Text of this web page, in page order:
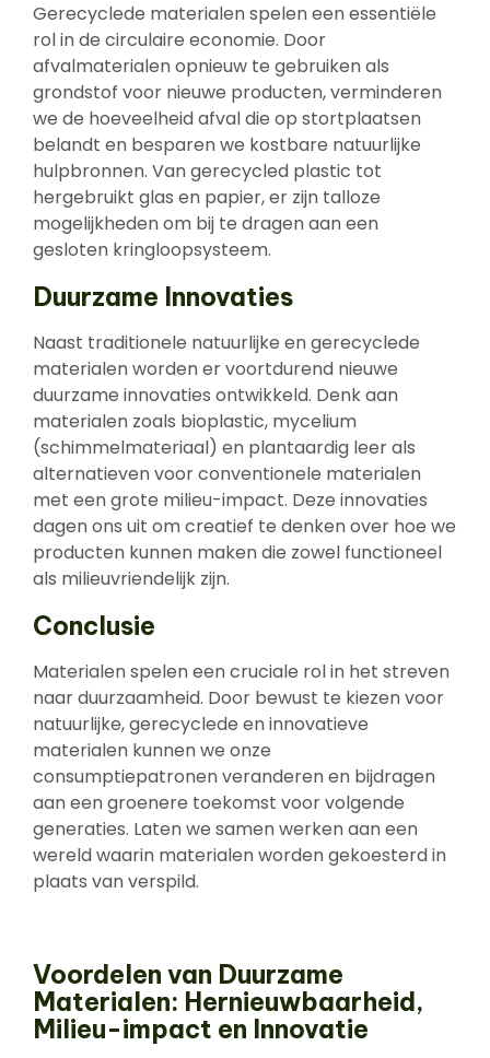
Gerecyclede materialen spelen een essentiële
rol in de circulaire economie. Door
afvalmaterialen opnieuw te gebruiken als
grondstof voor nieuwe producten, verminderen
we de hoeveelheid afval die op stortplaatsen
belandt en besparen we kostbare natuurlijke
hulpbronnen. Van gerecycled plastic tot
hergebruikt glas en papier, er zijn talloze
mogelijkheden om bij te dragen aan een
gesloten kringloopsysteem.
Duurzame Innovaties
Naast traditionele natuurlijke en gerecyclede
materialen worden er voortdurend nieuwe
duurzame innovaties ontwikkeld. Denk aan
materialen zoals bioplastic, mycelium
(schimmelmateriaal) en plantaardig leer als
alternatieven voor conventionele materialen
met een grote milieu-impact. Deze innovaties
dagen ons uit om creatief te denken over hoe we
producten kunnen maken die zowel functioneel
als milieuvriendelijk zijn.
Conclusie
Materialen spelen een cruciale rol in het streven
naar duurzaamheid. Door bewust te kiezen voor
natuurlijke, gerecyclede en innovatieve
materialen kunnen we onze
consumptiepatronen veranderen en bijdragen
aan een groenere toekomst voor volgende
generaties. Laten we samen werken aan een
wereld waarin materialen worden gekoesterd in
plaats van verspild.
Voordelen van Duurzame
Materialen: Hernieuwbaarheid,
Milieu-impact en Innovatie